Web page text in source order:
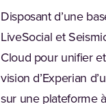
Disposant d’une
LiveSocial et
Cloud pour unifier
vision d’Experian
sur une plateforme